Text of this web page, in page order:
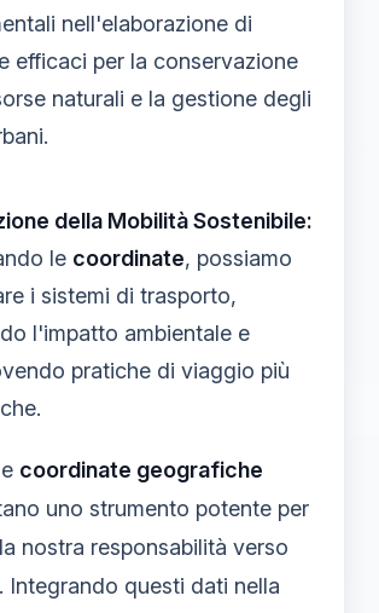
nell'elaborazione di
efficaci per la conservazione
naturali e la gestione degli
della Mobilità Sostenibile:
le coordinate, possiamo
i sistemi di trasporto,
l'impatto ambientale e
pratiche di viaggio più
coordinate geografiche
uno strumento potente per
nostra responsabilità verso
Integrando questi dati nella